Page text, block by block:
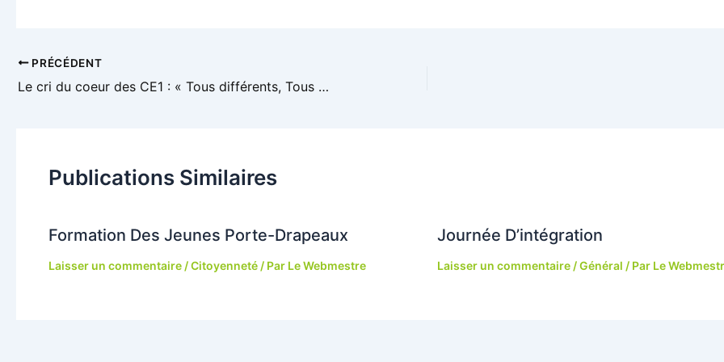
Navigation
des
PRÉCÉDENT
Le cri du coeur des CE1 : « Tous différents, Tous épatants ! »
Publications Similaires
Formation Des Jeunes Porte-Drapeaux
Laisser un commentaire /Citoyenneté / Par Le Webmestre
Journée D’intégration
Laisser un commentaire /Général / Par Le